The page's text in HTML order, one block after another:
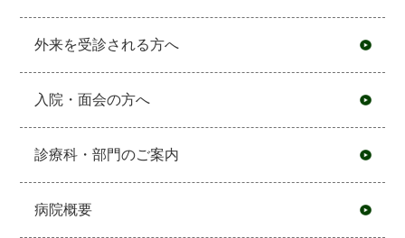
外来を受診される方へ
入院・面会の方へ
診療科・部門のご案内
病院概要